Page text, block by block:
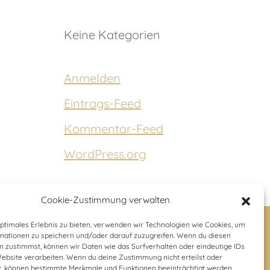
Cookie-Zustimmung verwalten
Erlebnis zu bieten, verwenden wir Technologien wie Cookies, um
zu speichern und/oder darauf zuzugreifen. Wenn du diesen
zustimmst, können wir Daten wie das Surfverhalten oder eindeutige IDs
verarbeiten. Wenn du deine Zustimmung nicht erteilst oder
können bestimmte Merkmale und Funktionen beeinträchtigt werden.
Keine Kategorien
Anmelden
Eintrags-Feed
Kommentar-Feed
WordPress.org
Impressum